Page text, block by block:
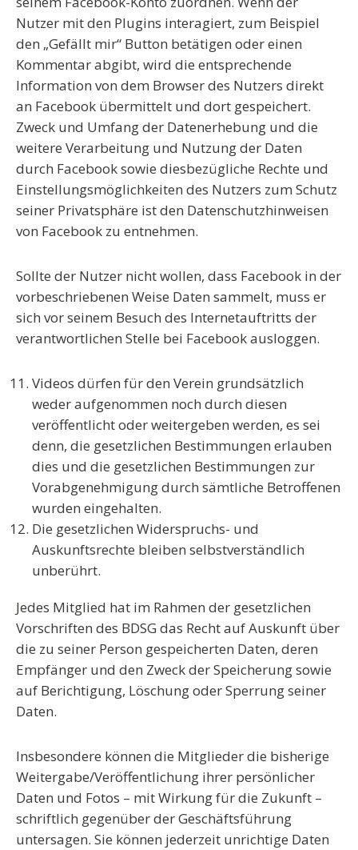
Nutzer mit den Plugins interagiert, zum Beispiel
den „Gefällt mir“ Button betätigen oder einen
Kommentar abgibt, wird die entsprechende
Information von dem Browser des Nutzers direkt
an Facebook übermittelt und dort gespeichert.
Zweck und Umfang der Datenerhebung und die
weitere Verarbeitung und Nutzung der Daten
durch Facebook sowie diesbezügliche Rechte und
Einstellungsmöglichkeiten des Nutzers zum Schutz
seiner Privatsphäre ist den Datenschutzhinweisen
von Facebook zu entnehmen.
Sollte der Nutzer nicht wollen, dass Facebook in der
vorbeschriebenen Weise Daten sammelt, muss er
sich vor seinem Besuch des Internetauftritts der
verantwortlichen Stelle bei Facebook ausloggen.
Videos dürfen für den Verein grundsätzlich
weder aufgenommen noch durch diesen
veröffentlicht oder weitergeben werden, es sei
denn, die gesetzlichen Bestimmungen erlauben
dies und die gesetzlichen Bestimmungen zur
Vorabgenehmigung durch sämtliche Betroffenen
wurden eingehalten.
Die gesetzlichen Widerspruchs- und
Auskunftsrechte bleiben selbstverständlich
unberührt.
Jedes Mitglied hat im Rahmen der gesetzlichen
Vorschriften des BDSG das Recht auf Auskunft über
die zu seiner Person gespeicherten Daten, deren
Empfänger und den Zweck der Speicherung sowie
auf Berichtigung, Löschung oder Sperrung seiner
Daten.
Insbesondere können die Mitglieder die bisherige
Weitergabe/Veröffentlichung ihrer persönlicher
Daten und Fotos – mit Wirkung für die Zukunft –
schriftlich gegenüber der Geschäftsführung
untersagen. Sie können jederzeit unrichtige Daten